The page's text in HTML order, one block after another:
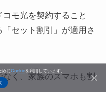
コモ光を契約すること
セット割引」が適用さ
なく、家族のスマホも割
めにCookieを利用しています。